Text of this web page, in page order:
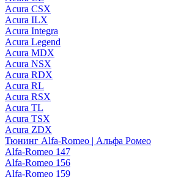
Acura CSX
Acura ILX
Acura Integra
Acura Legend
Acura MDX
Acura NSX
Acura RDX
Acura RL
Acura RSX
Acura TL
Acura TSX
Acura ZDX
Тюнинг Alfa-Romeo | Альфа Ромео
Alfa-Romeo 147
Alfa-Romeo 156
Alfa-Romeo 159